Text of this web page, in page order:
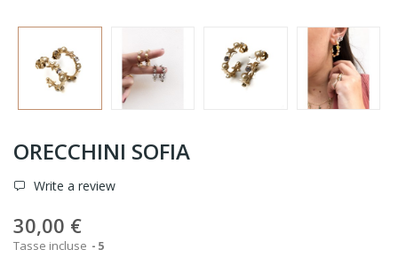
ORECCHINI SOFIA
Write a review
30,00 €
Tasse incluse 5